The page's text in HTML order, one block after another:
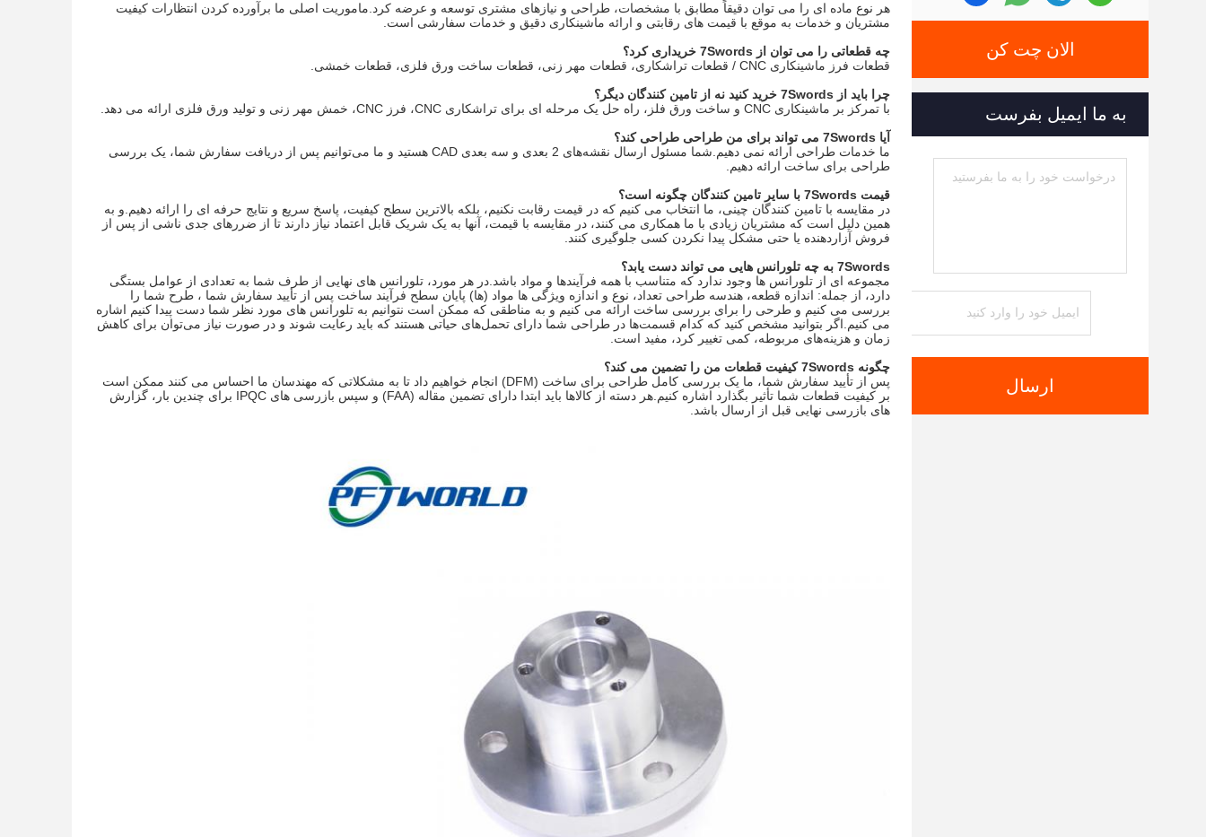
الان چت کن
به ما ایمیل بفرست
ارسال
هر نوع ماده ای را می توان دقیقاً مطابق با مشخصات، طراحی و نیازهای مشتری توسعه و عرضه کرد.ماموریت اصلی ما برآورده کردن انتظارات کیفیت
مشتریان و خدمات به موقع با قیمت های رقابتی و ارائه ماشینکاری دقیق و خدمات سفارشی است.
چه قطعاتی را می توان از 7Swords خریداری کرد؟
قطعات فرز ماشینکاری CNC / قطعات تراشکاری، قطعات مهر زنی، قطعات ساخت ورق فلزی، قطعات خمشی.
چرا باید از 7Swords خرید کنید نه از تامین کنندگان دیگر؟
با تمرکز بر ماشینکاری CNC و ساخت ورق فلز، راه حل یک مرحله ای برای تراشکاری CNC، فرز CNC، خمش مهر زنی و تولید ورق فلزی ارائه می دهد.
آیا 7Swords می تواند برای من طراحی طراحی کند؟
ما خدمات طراحی ارائه نمی دهیم.شما مسئول ارسال نقشه‌های 2 بعدی و سه بعدی CAD هستید و ما می‌توانیم پس از دریافت سفارش شما، یک بررسی
طراحی برای ساخت ارائه دهیم.
قیمت 7Swords با سایر تامین کنندگان چگونه است؟
در مقایسه با تامین کنندگان چینی، ما انتخاب می کنیم که در قیمت رقابت نکنیم، بلکه بالاترین سطح کیفیت، پاسخ سریع و نتایج حرفه ای را ارائه دهیم.و به
همین دلیل است که مشتریان زیادی با ما همکاری می کنند، در مقایسه با قیمت، آنها به یک شریک قابل اعتماد نیاز دارند تا از ضررهای جدی ناشی از پس از
فروش آزاردهنده یا حتی مشکل پیدا نکردن کسی جلوگیری کنند.
7Swords به چه تلورانس هایی می تواند دست یابد؟
مجموعه ای از تلورانس ها وجود ندارد که متناسب با همه فرآیندها و مواد باشد.در هر مورد، تلورانس های نهایی از طرف شما به تعدادی از عوامل بستگی
دارد، از جمله: اندازه قطعه، هندسه طراحی تعداد، نوع و اندازه ویژگی ها مواد (ها) پایان سطح فرآیند ساخت پس از تأیید سفارش شما ، طرح شما را
بررسی می کنیم و طرحی را برای بررسی ساخت ارائه می کنیم و به مناطقی که ممکن است نتوانیم به تلورانس های مورد نظر شما دست پیدا کنیم اشاره
می کنیم.اگر بتوانید مشخص کنید که کدام قسمت‌ها در طراحی شما دارای تحمل‌های حیاتی هستند که باید رعایت شوند و در صورت نیاز می‌توان برای کاهش
زمان و هزینه‌های مربوطه، کمی تغییر کرد، مفید است.
چگونه 7Swords کیفیت قطعات من را تضمین می کند؟
پس از تأیید سفارش شما، ما یک بررسی کامل طراحی برای ساخت (DFM) انجام خواهیم داد تا به مشکلاتی که مهندسان ما احساس می کنند ممکن است
بر کیفیت قطعات شما تأثیر بگذارد اشاره کنیم.هر دسته از کالاها باید ابتدا دارای تضمین مقاله (FAA) و سپس بازرسی های IPQC برای چندین بار، گزارش
های بازرسی نهایی قبل از ارسال باشد.